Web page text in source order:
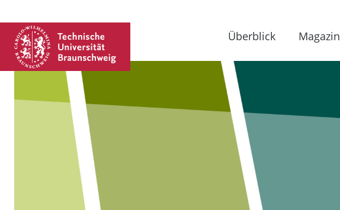
Überblick Magazin